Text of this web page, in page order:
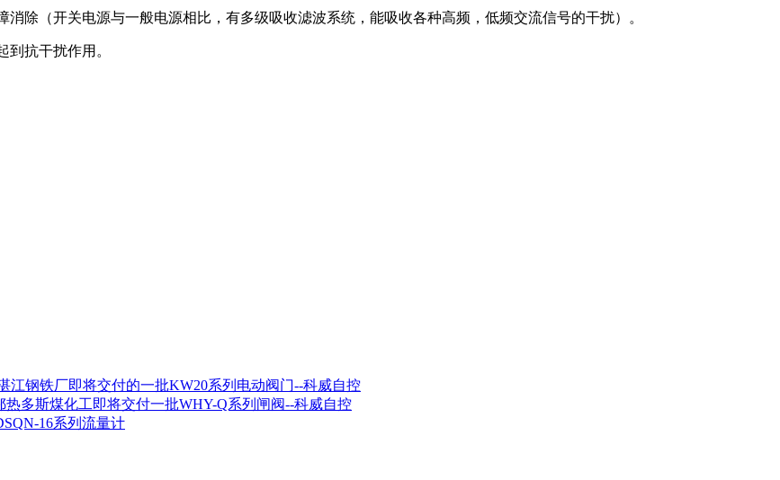
除（开关电源与一般电源相比，有多级吸收滤波系统，能吸收各种高频，低频交流信号的干扰）。
抗干扰作用。
江钢铁厂即将交付的一批KW20系列电动阀门--科威自控
热多斯煤化工即将交付一批WHY-Q系列闸阀--科威自控
16系列流量计